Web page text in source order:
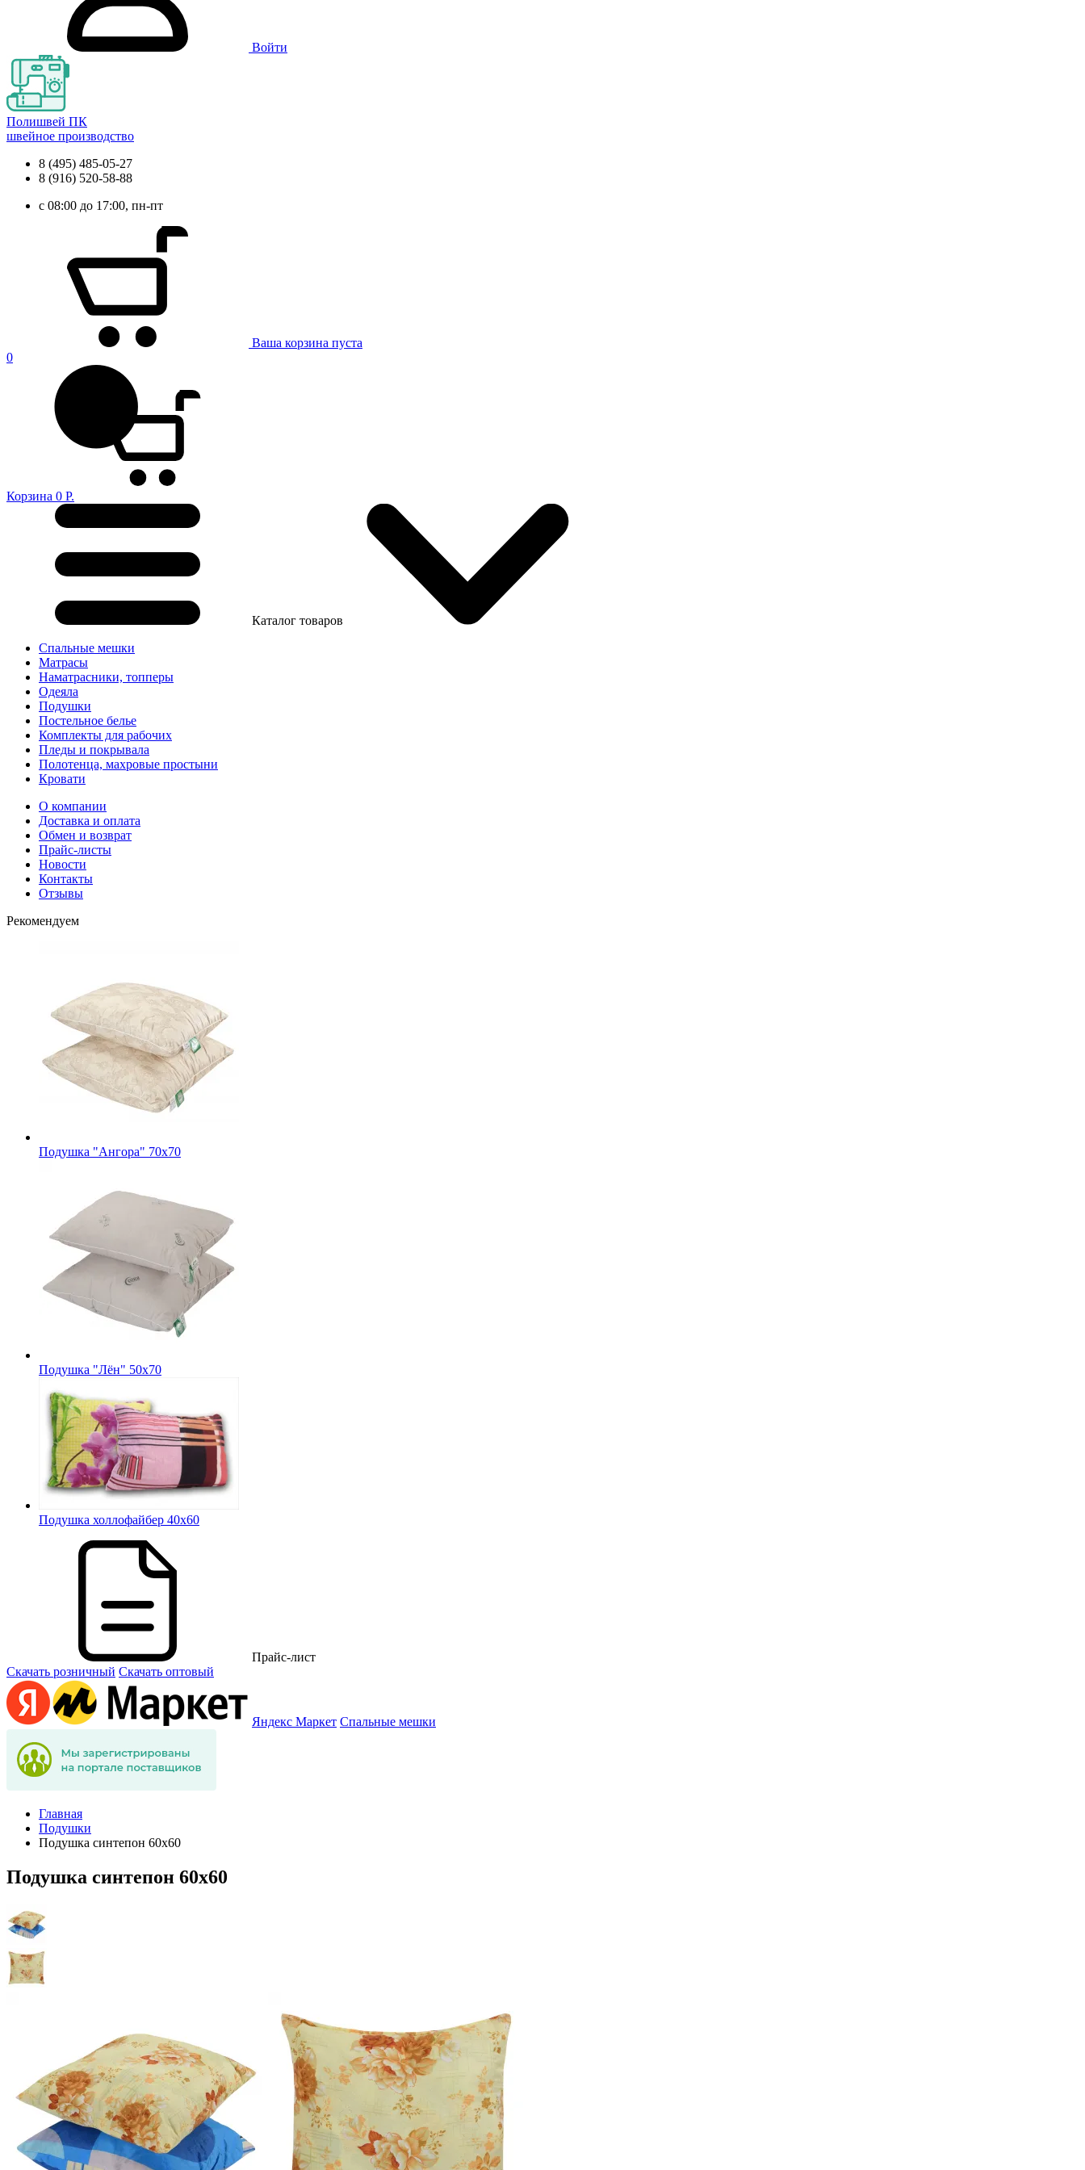
Войти
Полишвей ПК
швейное производство
8 (495) 485-05-27
8 (916) 520-58-88
с 08:00 до 17:00, пн-пт
Ваша корзина пуста
0
Корзина 0 Р.
Каталог товаров
Спальные мешки
Матрасы
Наматрасники, топперы
Одеяла
Подушки
Постельное белье
Комплекты для рабочих
Пледы и покрывала
Полотенца, махровые простыни
Кровати
О компании
Доставка и оплата
Обмен и возврат
Прайс-листы
Новости
Контакты
Отзывы
Рекомендуем
Подушка "Ангора" 70х70
Подушка "Лён" 50х70
Подушка холлофайбер 40х60
Прайс-лист
Скачать розничный Скачать оптовый
Яндекс Маркет Спальные мешки
Главная
Подушки
Подушка синтепон 60х60
Подушка синтепон 60х60